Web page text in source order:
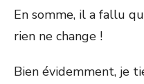
En somme, il a fallu
rien ne change !
Bien évidemment, je